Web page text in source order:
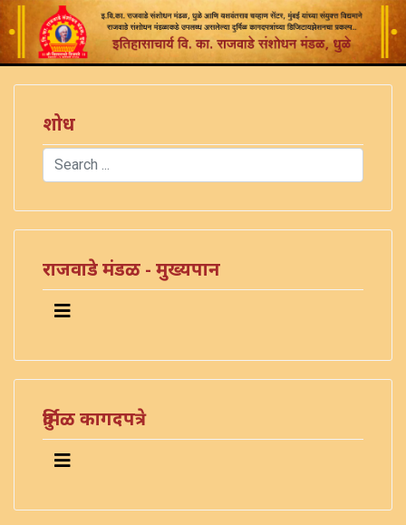
शोध
Search
राजवाडे मंडळ - मुख्यपान
दुर्मिळ कागदपत्रे